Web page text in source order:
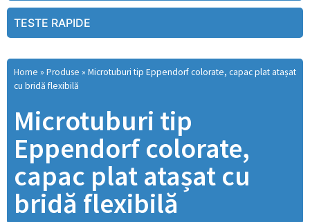
TESTE RAPIDE
Home » Produse » Microtuburi tip Eppendorf colorate, capac plat atașat
cu bridă flexibilă
Microtuburi tip
Eppendorf colorate,
capac plat atașat cu
bridă flexibilă